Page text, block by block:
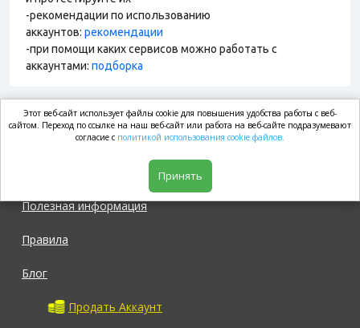
-рекомендации по использованию
аккаунтов: рекомендации
-при помощи каких сервисов можно работать с
аккаунтами: подборка
market.com
Полезная информация
Правила
Блог
Продать Аккаунт
Этот веб-сайт использует файлы cookie для повышения удобства работы с веб-
сайтом. Переход по ссылке на наш веб-сайт или работа на веб-сайте подразумевают
согласие с политикой использования cookie файлов.
Принять